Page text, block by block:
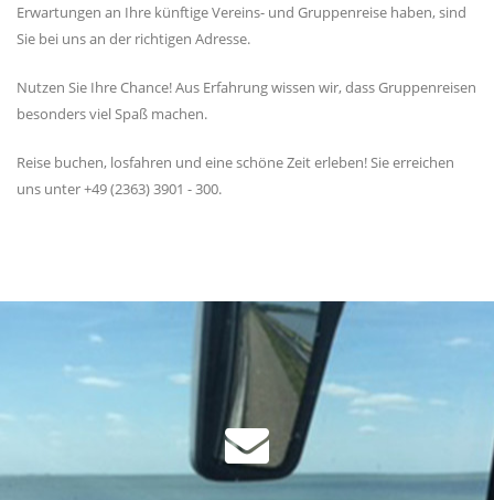
Erwartungen an Ihre künftige Vereins- und Gruppenreise haben, sind
Sie bei uns an der richtigen Adresse.
Nutzen Sie Ihre Chance! Aus Erfahrung wissen wir, dass Gruppenreisen
besonders viel Spaß machen.
Reise buchen, losfahren und eine schöne Zeit erleben! Sie erreichen
uns unter +49 (2363) 3901 - 300.